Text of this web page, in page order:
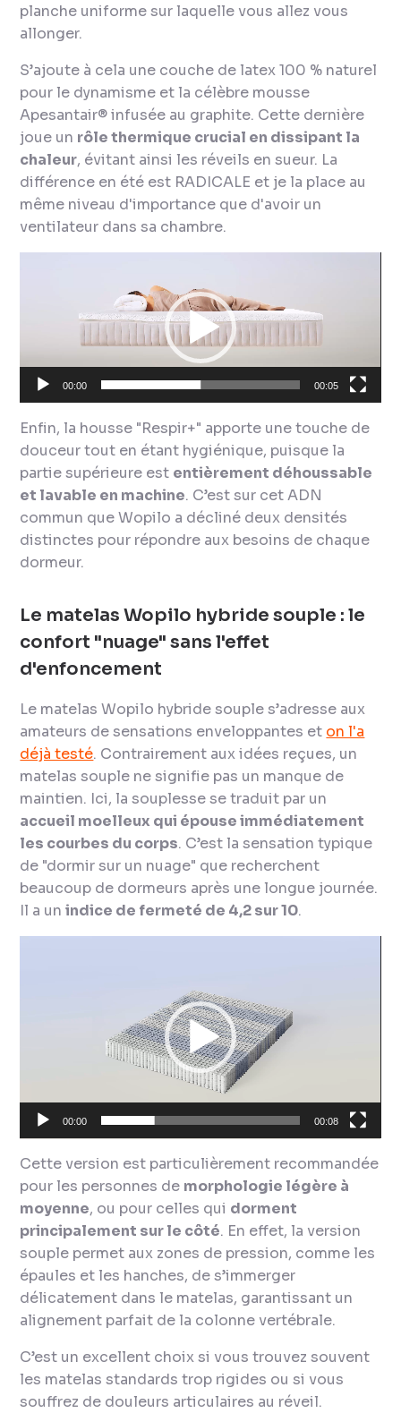
planche uniforme sur laquelle vous allez vous
allonger.
S’ajoute à cela une couche de latex 100 % naturel
pour le dynamisme et la célèbre mousse
Apesantair® infusée au graphite. Cette dernière
joue un rôle thermique crucial en dissipant la
chaleur, évitant ainsi les réveils en sueur. La
différence en été est RADICALE et je la place au
même niveau d'importance que d'avoir un
ventilateur dans sa chambre.
00:00 00:05
Enfin, la housse "Respir+" apporte une touche de
douceur tout en étant hygiénique, puisque la
partie supérieure est entièrement déhoussable
et lavable en machine. C’est sur cet ADN
commun que Wopilo a décliné deux densités
distinctes pour répondre aux besoins de chaque
dormeur.
Le matelas Wopilo hybride souple : le
confort "nuage" sans l'effet
d'enfoncement
Le matelas Wopilo hybride souple s’adresse aux
amateurs de sensations enveloppantes et on l'a
déjà testé. Contrairement aux idées reçues, un
matelas souple ne signifie pas un manque de
maintien. Ici, la souplesse se traduit par un
accueil moelleux qui épouse immédiatement
les courbes du corps. C’est la sensation typique
de "dormir sur un nuage" que recherchent
beaucoup de dormeurs après une longue journée.
Il a unindice de fermeté de 4,2 sur 10.
00:00 00:08
Cette version est particulièrement recommandée
pour les personnes de morphologie légère à
moyenne, ou pour celles qui dorment
principalement sur le côté. En effet, la version
souple permet aux zones de pression, comme les
épaules et les hanches, de s’immerger
délicatement dans le matelas, garantissant un
alignement parfait de la colonne vertébrale.
C’est un excellent choix si vous trouvez souvent
les matelas standards trop rigides ou si vous
souffrez de douleurs articulaires au réveil.